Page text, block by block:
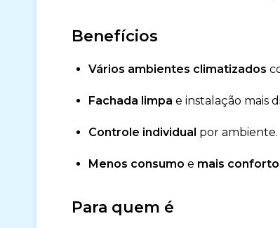
Benefícios
Vários ambientes climatizados
Fachada limpa e instalação mais
Controle individual por ambiente.
Menos consumo e mais conforto
Para quem é